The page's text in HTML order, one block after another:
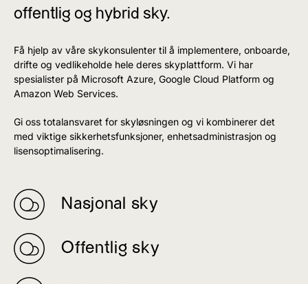
offentlig og hybrid sky.
Få hjelp av våre skykonsulenter til å implementere, onboarde,
drifte og vedlikeholde hele deres skyplattform. Vi har
spesialister på Microsoft Azure, Google Cloud Platform og
Amazon Web Services.
Gi oss totalansvaret for skyløsningen og vi kombinerer det
med viktige sikkerhetsfunksjoner, enhetsadministrasjon og
lisensoptimalisering.
Nasjonal sky
Offentlig sky